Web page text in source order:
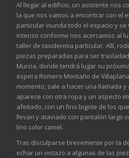
Al llegar al edificio, un asistente nos
la que nos vamos a encontrar con el
particular inunda todo el espacio y se
intenso conforme nos acercamos al
taller de taxidermia particular. Allí,
piezas preparadas para ser
Murcia, donde tendrá lugar su
espera Romero Montaño de
momento, sale a hacer una llamada
aparece con otra ropa y un aspecto
afeitado, con un fino bigote de los
llevan y ataviado con pantalón largo
lino color camel.
Tras disculparse brevemente por la
echar un vistazo a algunas de las